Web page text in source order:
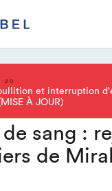
et interruption
À JOUR)
sang :
de